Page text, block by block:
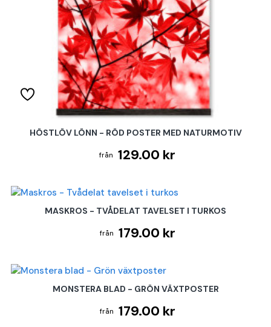
HÖSTLÖV LÖNN - RÖD POSTER MED NATURMOTIV
129.00 kr
MASKROS - TVÅDELAT TAVELSET I TURKOS
179.00 kr
MONSTERA BLAD - GRÖN VÄXTPOSTER
179.00 kr